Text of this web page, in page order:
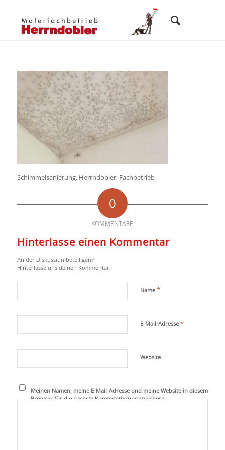
Schimmelsanierung, Herrndobler, Fachbetrieb
0
KOMMENTARE
Hinterlasse einen Kommentar
An der Diskussion beteiligen?
Hinterlasse uns deinen Kommentar!
Name *
E-Mail-Adresse *
Website
Meinen Namen, meine E-Mail-Adresse und meine Website in diesem
Browser für die nächste Kommentierung speichern.